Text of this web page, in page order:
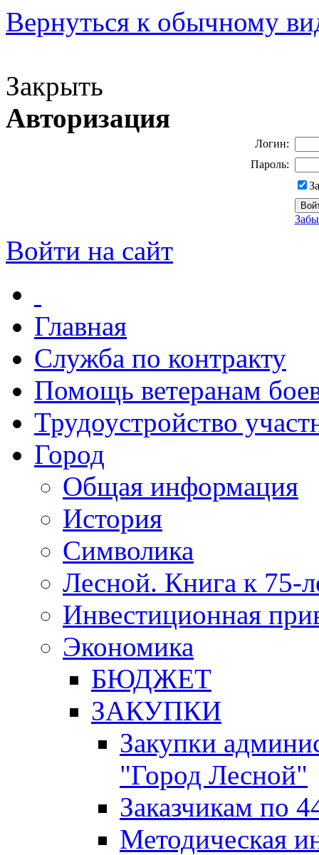
Вернуться к обычному
Закрыть
Авторизация
Логин:
Пароль:
Войти на сайт
Главная
Служба по контракту
Помощь ветеранам
Трудоустройство
Город
Общая информация
История
Символика
Лесной. Книга к 75-
Инвестиционная
Экономика
БЮДЖЕТ
ЗАКУПКИ
Закупки
"Город Лесной"
Заказчикам по
Методическая